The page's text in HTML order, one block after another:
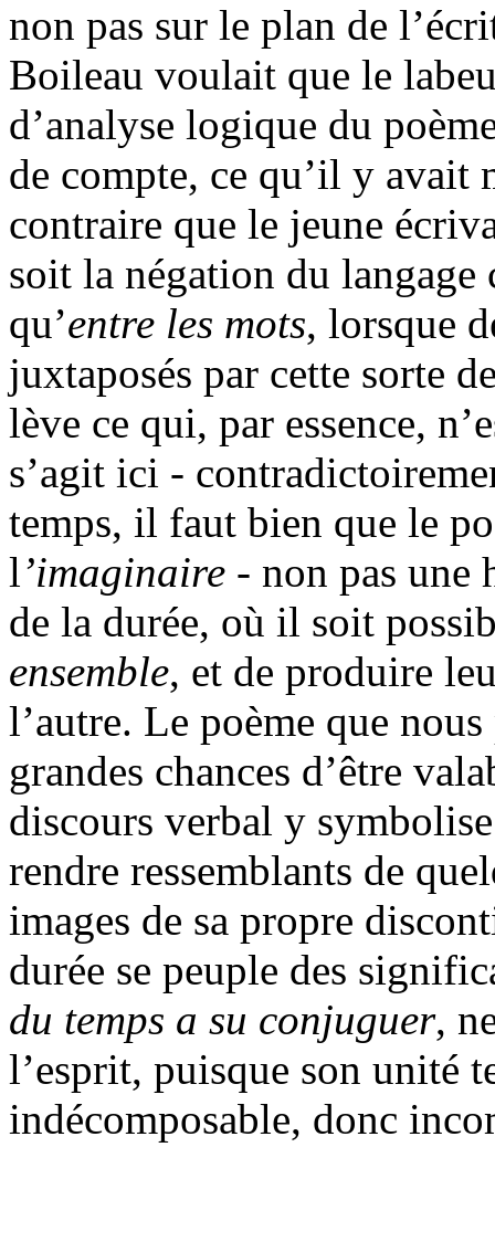
non pas sur le plan de
Boileau voulait que le
d’analyse logique du
de compte, ce qu’il y avait
contraire que le jeune
soit la négation du langage
qu’entre les mots, lorsque
juxtaposés par cette sorte
lève ce qui, par essence,
s’agit ici -
temps, il faut bien que le
l’imaginaire - non pas une
de la durée, où il soit
ensemble, et de produire
l’autre. Le poème que
grandes chances d’être
discours verbal y
rendre ressemblants de
images de sa propre
durée se peuple des
du temps a su conjuguer,
l’esprit, puisque son unité
indécomposable, donc